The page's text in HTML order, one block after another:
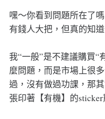
嘿～你看到問題所在了
有錢人大把，但真的知
我“一般”是不建議購買“
麼問題，而是市場上很
過，沒有做過功課，那
張印著【有機】的sticker